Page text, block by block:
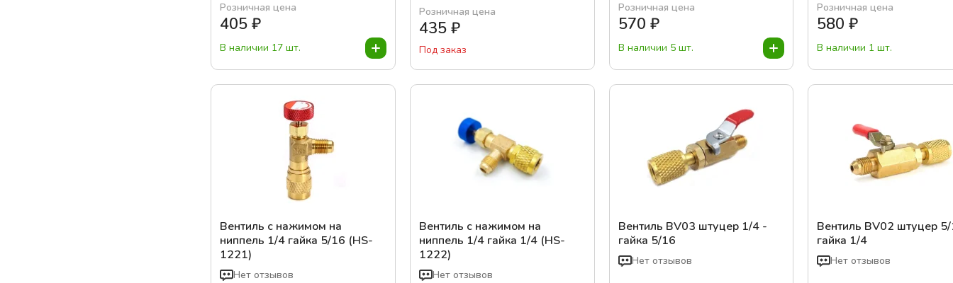
Розничная цена
405 ₽
В наличии 17 шт.
Розничная цена
435₽
Под заказ
Розничная цена
570 ₽
В наличии 5 шт.
Розничная цена
580 ₽
В наличии 1 шт.
Вентиль с нажимом на
ниппель 1/4 гайка 5/16 (HS-
1221)
Нет отзывов
Вентиль с нажимом на
ниппель 1/4 гайка 1/4 (HS-
1222)
Нет отзывов
Вентиль BV03 штуцер 1/4 -
гайка 5/16
Нет отзывов
Вентиль BV02 штуцер
гайка 1/4
Нет отзывов